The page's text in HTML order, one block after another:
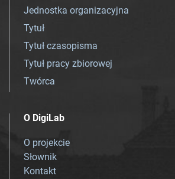
Jednostka organizacyjna
Tytuł
Tytuł czasopisma
Tytuł pracy zbiorowej
Twórca
O DigiLab
O projekcie
Słownik
Kontakt